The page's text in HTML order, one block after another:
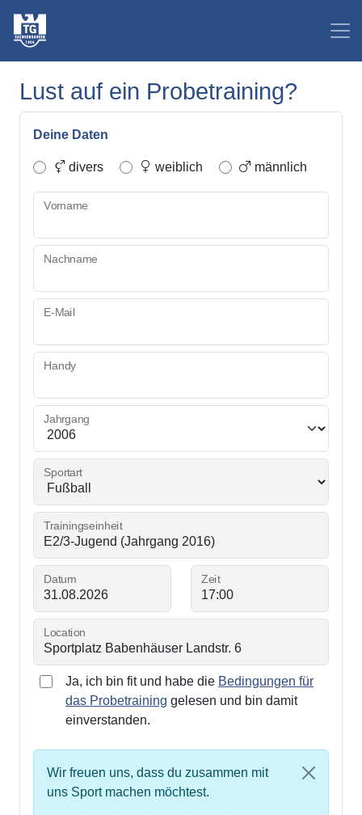
Lust auf ein Probetraining?
Deine Daten
divers weiblich männlich
Vorname
Nachname
E-Mail
Handy
Jahrgang
Sportart
Trainingseinheit
Datum Zeit
Location
Ja, ich bin fit und habe die Bedingungen für
das Probetraining gelesen und bin damit
einverstanden.
Wir freuen uns, dass du zusammen mit
uns Sport machen möchtest.